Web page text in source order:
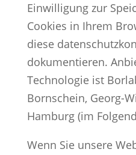
Einwilligung zur
Cookies in Ihrem
diese
dokumentieren.
Technologie ist
Bornschein, Georg-
Hamburg (im
Wenn Sie unsere